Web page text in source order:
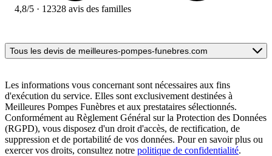
4,8/5 · 12328 avis des familles
Tous les devis de meilleures-pompes-funebres.com
Les informations vous concernant sont nécessaires aux fins
d'exécution du service. Elles sont exclusivement destinées à
Meilleures Pompes Funèbres et aux prestataires sélectionnés.
Conformément au Règlement Général sur la Protection des Données
(RGPD), vous disposez d'un droit d'accès, de rectification, de
suppression et de portabilité de vos données. Pour en savoir plus ou
exercer vos droits, consultez notre politique de confidentialité.